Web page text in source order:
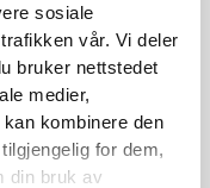
sosiale
vår. Vi deler
bruker nettstedet
medier,
kombinere den
for dem,
din bruk av
Hilde Olsen
Dag Vidar Bautz